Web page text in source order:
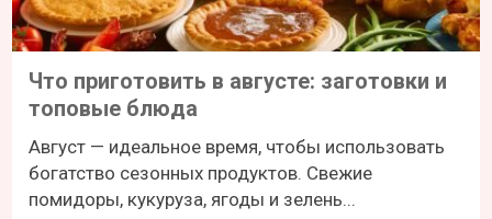
Что приготовить в августе: заготовки и
топовые блюда
Август — идеальное время, чтобы использовать
богатство сезонных продуктов. Свежие
помидоры, кукуруза, ягоды и зелень...